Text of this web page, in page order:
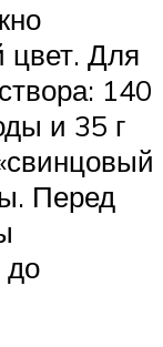
цвет. Для
140
и 35 г
Перед
до